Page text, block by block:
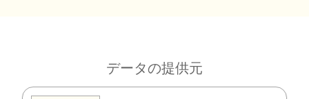
データの提供元